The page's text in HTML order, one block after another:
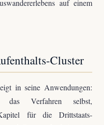
auf einem
Cluster
in seine Anwendungen:
Verfahren selbst,
für die Drittstaats-